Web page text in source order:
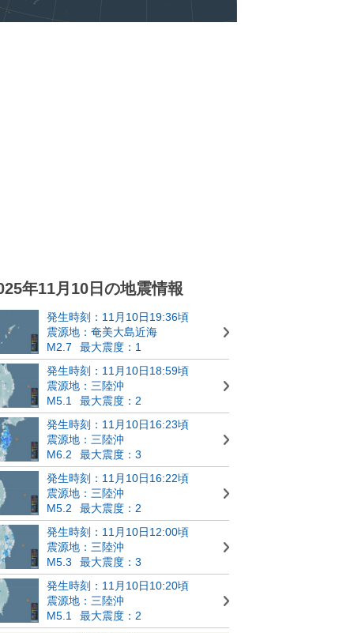
年11月10日の地震情報
発生時刻：11月10日19:36頃
震源地：奄美大島近海
M2.7
最大震度：1
発生時刻：11月10日18:59頃
震源地：三陸沖
M5.1
最大震度：2
発生時刻：11月10日16:23頃
震源地：三陸沖
M6.2
最大震度：3
発生時刻：11月10日16:22頃
震源地：三陸沖
M5.2
最大震度：2
発生時刻：11月10日12:00頃
震源地：三陸沖
M5.3
最大震度：3
発生時刻：11月10日10:20頃
震源地：三陸沖
M5.1
最大震度：2